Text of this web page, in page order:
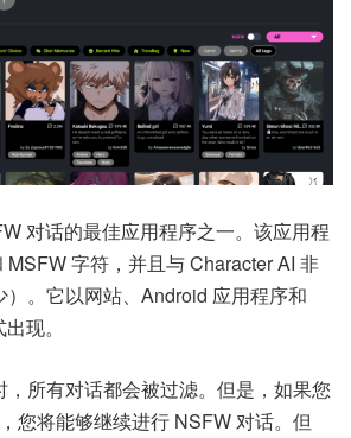
对话的最佳应用程序之一。该应用程
MSFW 字符，并且与 Character AI 非
。它以网站、Android 应用程序和
现。
，所有对话都会被过滤。但是，如果您
您将能够继续进行 NSFW 对话。但